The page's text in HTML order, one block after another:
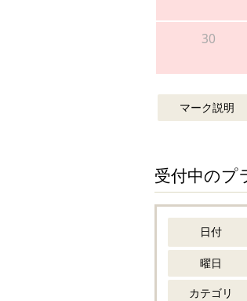
30
マーク説明
受付中のプ
日付
曜日
カテゴリ